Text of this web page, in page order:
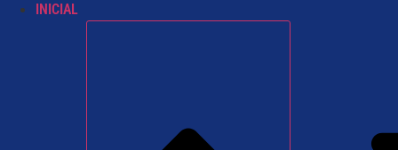
INICIAL